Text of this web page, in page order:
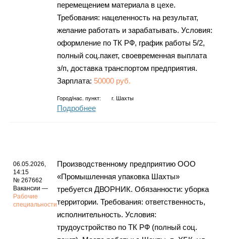
перемещением материала в цехе.
Требования: нацеленность на результат,
желание работать и зарабатывать. Условия:
оформление по ТК РФ, график работы 5/2,
полный соц.пакет, своевременная выплата
з/п, доставка транспортом предприятия.
Зарплата: 50000 руб.
Город/нас. пункт: г. Шахты
Подробнее
06.05.2026,
14:15
№ 267662
Вакансии —
Рабочие
специальности
Производственному предприятию ООО
«Промышленная упаковка Шахты»
требуется ДВОРНИК. Обязанности: уборка
территории. Требования: ответственность,
исполнительность. Условия:
трудоустройство по ТК РФ (полный соц.